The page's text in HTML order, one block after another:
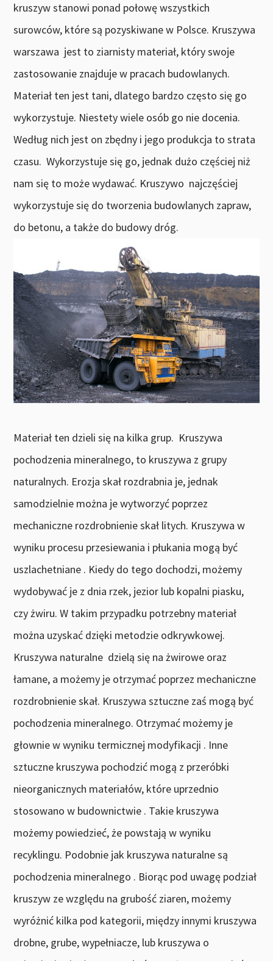
kruszyw stanowi ponad połowę wszystkich
surowców, które są pozyskiwane w Polsce. Kruszywa
warszawa jest to ziarnisty materiał, który swoje
zastosowanie znajduje w pracach budowlanych.
Materiał ten jest tani, dlatego bardzo często się go
wykorzystuje. Niestety wiele osób go nie docenia.
Według nich jest on zbędny i jego produkcja to strata
czasu. Wykorzystuje się go, jednak dużo częściej niż
nam się to może wydawać. Kruszywo najczęściej
wykorzystuje się do tworzenia budowlanych zapraw,
do betonu, a także do budowy dróg.
Materiał ten dzieli się na kilka grup. Kruszywa
pochodzenia mineralnego, to kruszywa z grupy
naturalnych. Erozja skał rozdrabnia je, jednak
samodzielnie można je wytworzyć poprzez
mechaniczne rozdrobnienie skał litych. Kruszywa w
wyniku procesu przesiewania i płukania mogą być
uszlachetniane . Kiedy do tego dochodzi, możemy
wydobywać je z dnia rzek, jezior lub kopalni piasku,
czy żwiru. W takim przypadku potrzebny materiał
można uzyskać dzięki metodzie odkrywkowej.
Kruszywa naturalne dzielą się na żwirowe oraz
łamane, a możemy je otrzymać poprzez mechaniczne
rozdrobnienie skał. Kruszywa sztuczne zaś mogą być
pochodzenia mineralnego. Otrzymać możemy je
głownie w wyniku termicznej modyfikacji . Inne
sztuczne kruszywa pochodzić mogą z przeróbki
nieorganicznych materiałów, które uprzednio
stosowano w budownictwie . Takie kruszywa
możemy powiedzieć, że powstają w wyniku
recyklingu. Podobnie jak kruszywa naturalne są
pochodzenia mineralnego . Biorąc pod uwagę podział
kruszyw ze względu na grubość ziaren, możemy
wyróżnić kilka pod kategorii, między innymi kruszywa
drobne, grube, wypełniacze, lub kruszywa o